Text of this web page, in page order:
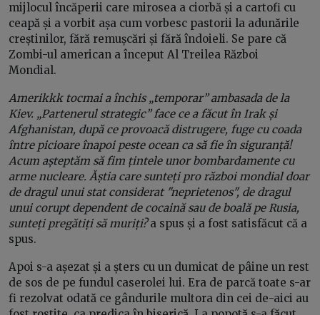
mijlocul încăperii care mirosea a ciorbă și a cartofi cu
ceapă și a vorbit așa cum vorbesc pastorii la adunările
creștinilor, fără remușcări și fără îndoieli. Se pare că
Zombi-ul american a început Al Treilea Război
Mondial.
Amerikkk tocmai a închis „temporar” ambasada de la
Kiev. „Partenerul strategic” face ce a făcut în Irak și
Afghanistan, după ce provoacă distrugere, fuge cu coada
între picioare înapoi peste ocean ca să fie în siguranță!
Acum așteptăm să fim țintele unor bombardamente cu
arme nucleare. Ăștia care sunteți pro război mondial doar
de dragul unui stat considerat "neprietenos", de dragul
unui corupt dependent de cocaină sau de boală pe Rusia,
sunteți pregătiți să muriți?a spus și a fost satisfăcut că a
spus.
Apoi s-a așezat și a șters cu un dumicat de pâine un rest
de sos de pe fundul caserolei lui. Era de parcă toate s-ar
fi rezolvat odată ce gândurile multora din cei de-aici au